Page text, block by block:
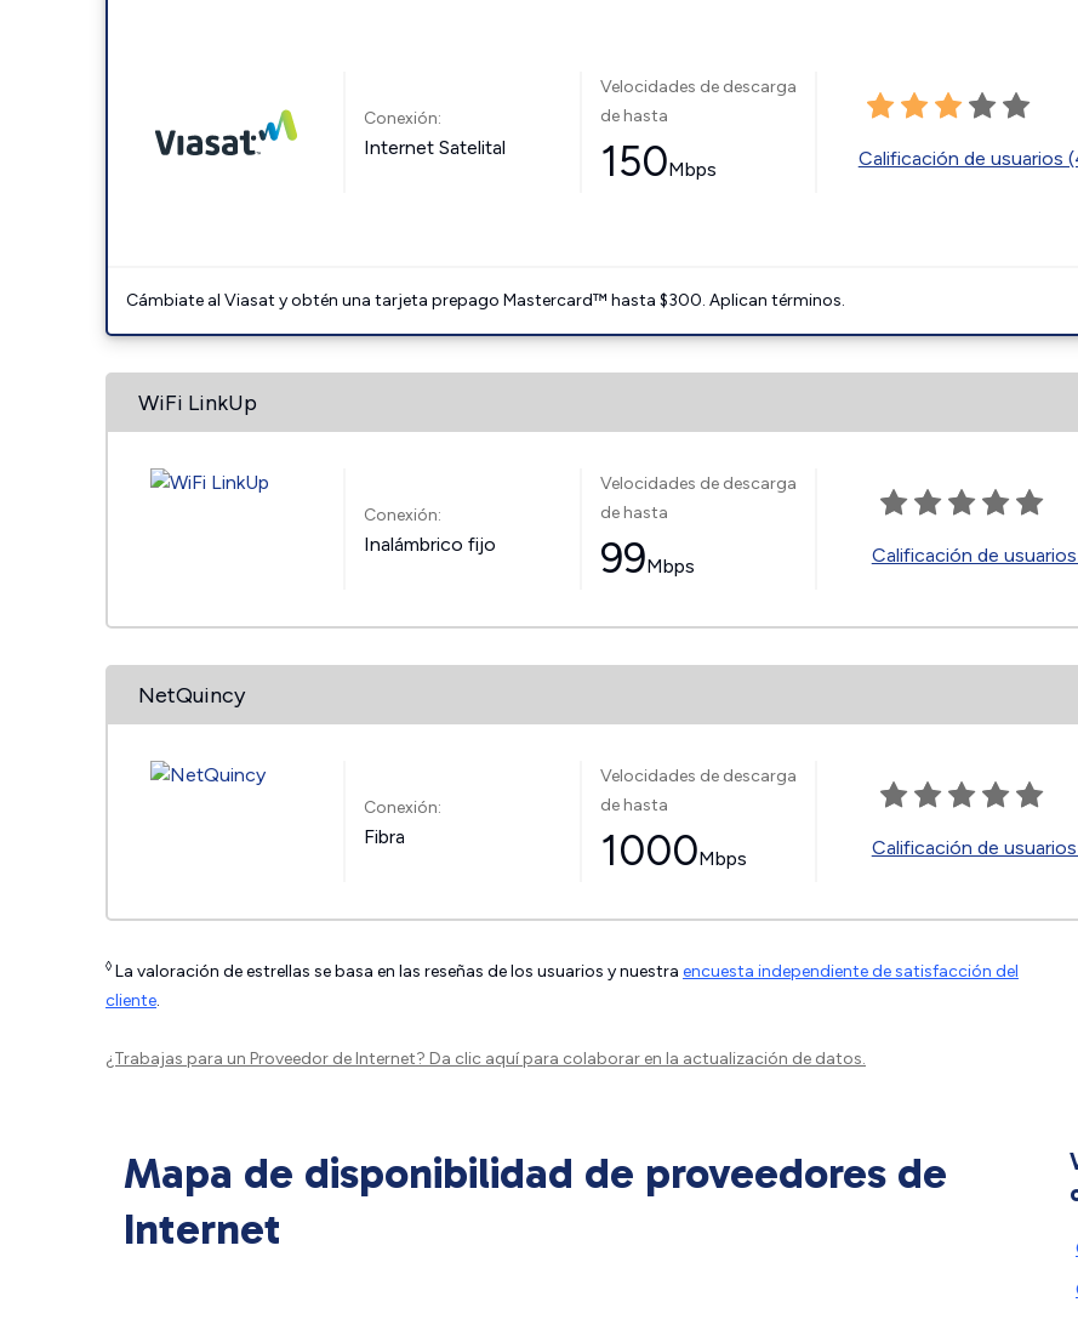
Conexión:
Internet Satelital
Velocidades de descarga
de hasta
150Mbps Calificación de usuarios
Cámbiate al Viasat y obtén una tarjeta prepago Mastercard™ hasta $300. Aplican términos.
WiFi LinkUp
Conexión:
Inalámbrico fijo
Velocidades de descarga
de hasta
99Mbps Calificación de
NetQuincy
Conexión:
Fibra
Velocidades de descarga
de hasta
1000Mbps Calificación de
◊ La valoración de estrellas se basa en las reseñas de los usuarios y nuestra encuesta independiente de satisfacción del
cliente.
¿Trabajas para un Proveedor de Internet? Da clic aquípara colaborar en la actualización de datos.
Mapa de disponibilidad de proveedores de
Internet